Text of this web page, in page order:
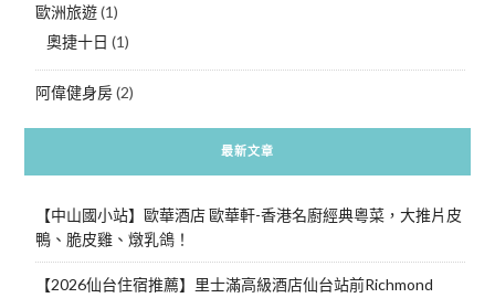
歐洲旅遊(1)
奧捷十日 (1)
阿偉健身房(2)
最新文章
【中山國小站】歐華酒店 歐華軒-香港名廚經典粵菜，大推片皮
鴨、脆皮雞、燉乳鴿！
【2026仙台住宿推薦】里士滿高級酒店仙台站前Richmond